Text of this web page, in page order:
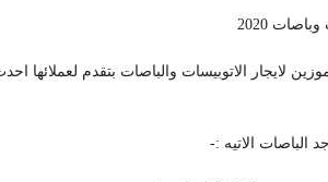
2020
لايجار الاتوبيسات والباصات بتقدم لعملائها
الباصات الاتيه :-